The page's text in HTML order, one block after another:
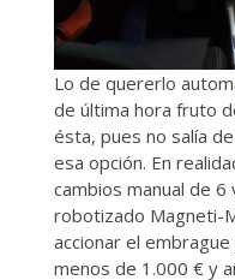
Lo de quererlo
de última hora fruto
ésta, pues no salía
esa opción. En
cambios manual de
robotizado Magneti-
accionar el
menos de 1.000 € y